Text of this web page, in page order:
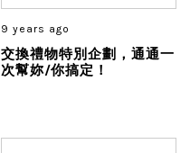
9 years ago
交換禮物特別企劃，通通一
次幫妳/你搞定！